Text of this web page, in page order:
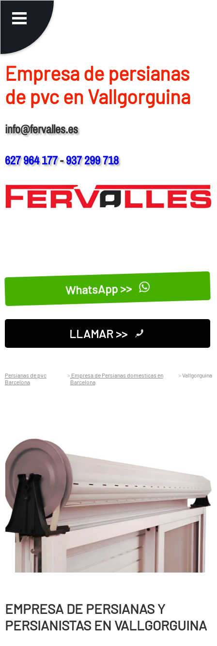
Empresa de persianas
de pvc en Vallgorguina
info@fervalles.es
627 964 177-937 299 718
WhatsApp >>
LLAMAR >>
Persianas de pvc
Barcelona
Empresa de Persianas domesticas en
Barcelona
Vallgorguina
EMPRESA DE PERSIANAS Y
PERSIANISTAS EN VALLGORGUINA